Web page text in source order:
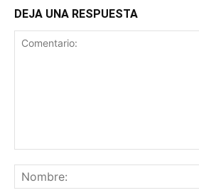
DEJA UNA RESPUESTA